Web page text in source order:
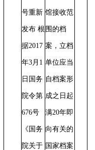
号重新
发布 根
据2017
年3月1
日国务
院令第
676号
《国务
院关于
馆接收范
围的档
案，立档
单位应当
自档案形
成之日起
满20年即
向有关的
国家档案